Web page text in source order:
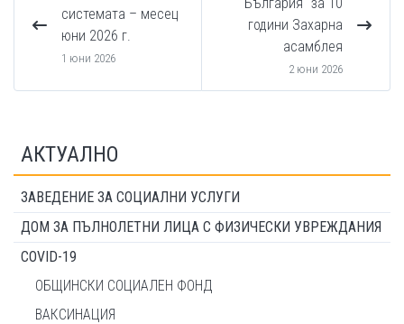
системата – месец
юни 2026 г.
1 юни 2026
години Захарна
асамблея
2 юни 2026
АКТУАЛНО
ЗАВЕДЕНИЕ ЗА СОЦИАЛНИ УСЛУГИ
ДОМ ЗА ПЪЛНОЛЕТНИ ЛИЦА С ФИЗИЧЕСКИ УВРЕЖДАНИЯ
COVID-19
ОБЩИНСКИ СОЦИАЛЕН ФОНД
ВАКСИНАЦИЯ